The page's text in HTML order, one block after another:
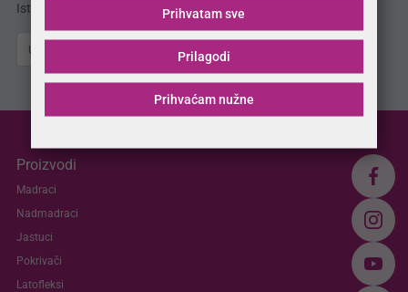
Istražite ponudu madraca, kreveta, jastuka i više.
Proizvodi
Madraci
Nadmadraci
Jastuci
Pokrivači
Latofleksi
Prihvaćam nužne
Prilagodi
Prihvatam sve